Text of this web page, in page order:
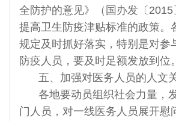
全防护的意见》（国办发〔2015
提高卫生防疫津贴标准的政策。
规定及时抓好落实，特别是对参
防疫人员，要及时足额发放到位。
五、加强对医务人员的人文
各地要动员组织社会力量，
门人员，对一线医务人员展开慰